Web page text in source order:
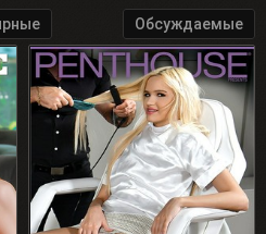
Обсуждаемые